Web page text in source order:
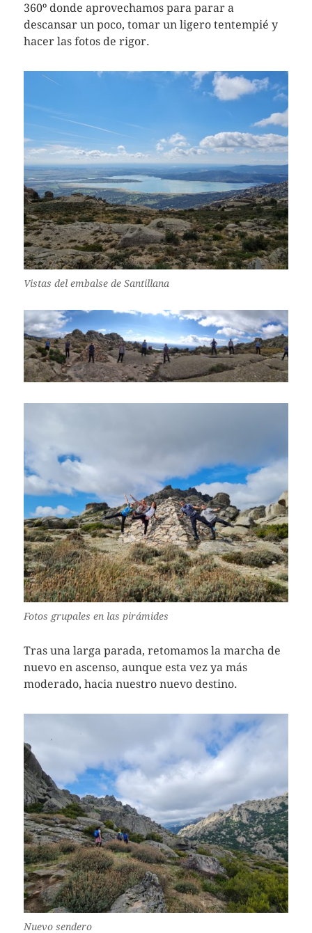
360º donde aprovechamos para parar a
descansar un poco, tomar un ligero tentempié y
hacer las fotos de rigor.
Vistas del embalse de Santillana
Fotos grupales en las pirámides
Tras una larga parada, retomamos la marcha de
nuevo en ascenso, aunque esta vez ya más
moderado, hacia nuestro nuevo destino.
Nuevo sendero